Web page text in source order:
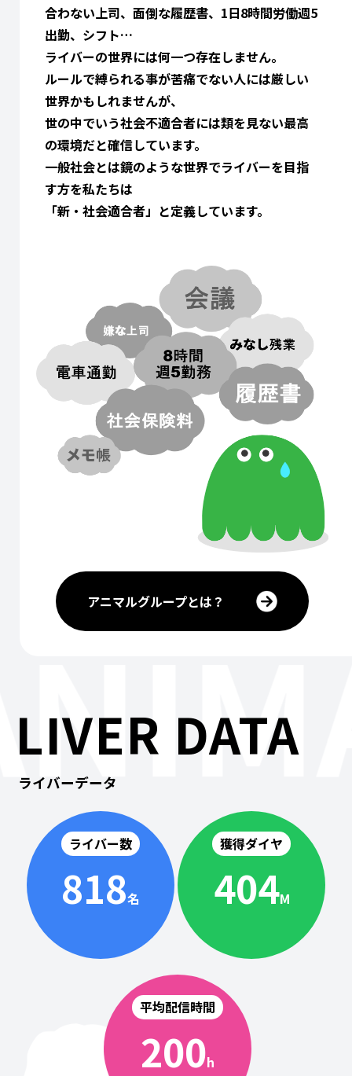
合わない上司、面倒な履歴書、1日8時間労働週5
出勤、シフト…
ライバーの世界には何一つ存在しません。
ルールで縛られる事が苦痛でない人には厳しい
世界かもしれませんが、
世の中でいう社会不適合者には類を見ない最高
の環境だと確信しています。
一般社会とは鏡のような世界でライバーを目指
す方を私たちは
「新・社会適合者」と定義しています。
アニマルグループとは？
LIVER DATA
ライバーデータ
ライバー数
818名
獲得ダイヤ
404M
平均配信時間
200h